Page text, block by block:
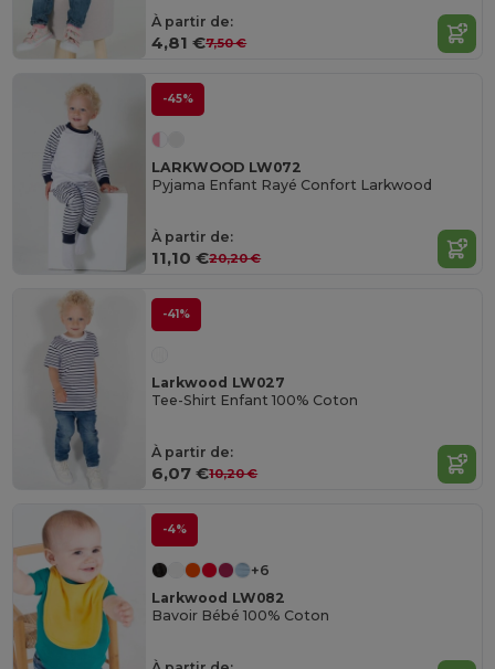
À partir de:
4,81 €7,50 €
-45%
LARKWOOD LW072
Pyjama Enfant Rayé Confort Larkwood
À partir de:
11,10 €20,20 €
-41%
Larkwood LW027
Tee-Shirt Enfant 100% Coton
À partir de:
6,07 €10,20 €
-4%
+6
Larkwood LW082
Bavoir Bébé 100% Coton